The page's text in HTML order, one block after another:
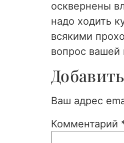
осквернены
надо ходить
всякими
вопрос вашей
Ваш адрес
Комментарий